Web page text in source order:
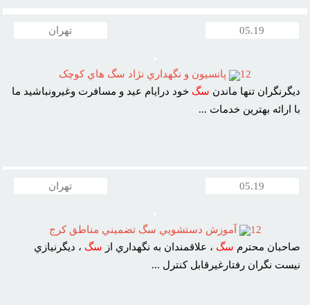
05.19 تهران
12
پانسيون و نگهداري نژاد سگ هاي کوچک
ديگرنگران تنها ماندن سگ خود درايام عيد و مسافرت وغيرونباشيد ما
با ارائه بهترين خدمات ...
05.19 تهران
12
آموزش دستشويي سگ تضميني مناطق کرج
صاحبان محترم سگ ، علاقمندان به نگهداري از سگ ، ديگرنيازي
نيست نگران رفتارغيرقابل کنترل ...